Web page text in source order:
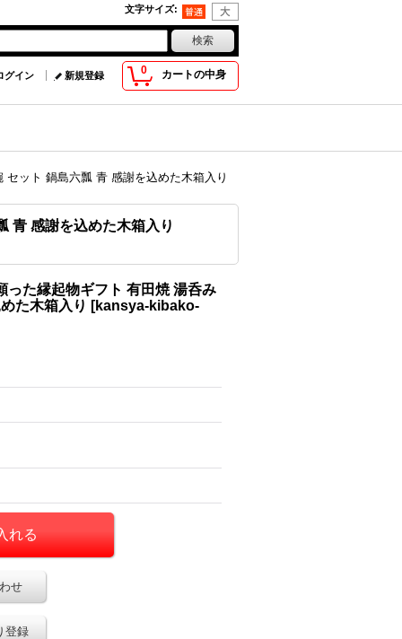
文字サイズ:
0 カートの中身
グイン 新規登録
ット 鍋島六瓢 青 感謝を込めた木箱入り
青 感謝を込めた木箱入り
った縁起物ギフト 有田焼 湯呑み
た木箱入り [kansya-kibako-
せ
登録